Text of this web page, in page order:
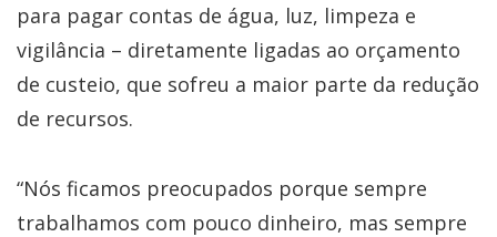
para pagar contas de água, luz, limpeza e
vigilância – diretamente ligadas ao orçamento
de custeio, que sofreu a maior parte da redução
de recursos.
“Nós ficamos preocupados porque sempre
trabalhamos com pouco dinheiro, mas sempre